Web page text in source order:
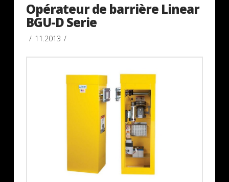
Opérateur de barrière Linear
BGU-D Serie
11.2013